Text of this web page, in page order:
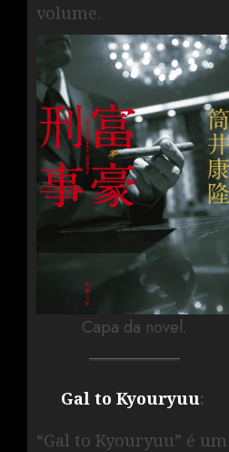
volume.
Capa da novel.
Gal to Kyouryuu:
“Gal to Kyouryuu” é um